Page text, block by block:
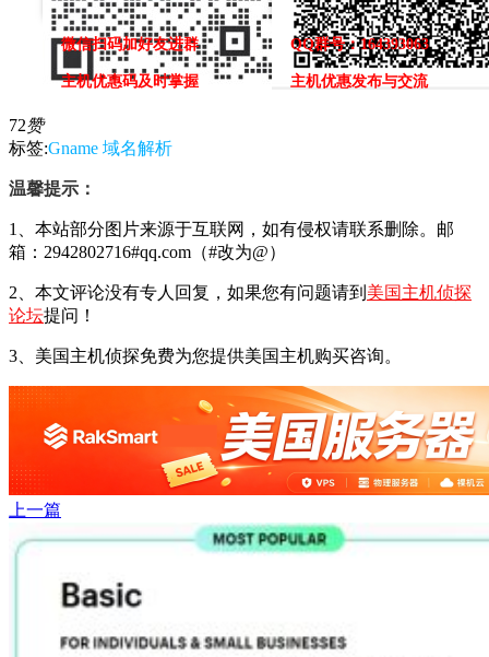
微信扫码加好友进群
主机优惠码及时掌握
QQ群号：164393063
主机优惠发布与交流
72赞
标签:Gname 域名解析
温馨提示：
1、本站部分图片来源于互联网，如有侵权请联系删除。邮
箱：2942802716#qq.com（#改为@）
2、本文评论没有专人回复，如果您有问题请到 美国主机侦探
论坛提问！
3、美国主机侦探免费为您提供美国主机购买咨询。
上一篇